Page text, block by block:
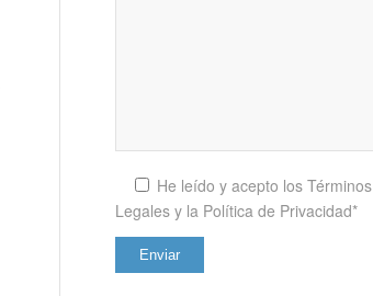
He leído y acepto los Términos
Legales y la Política de Privacidad*